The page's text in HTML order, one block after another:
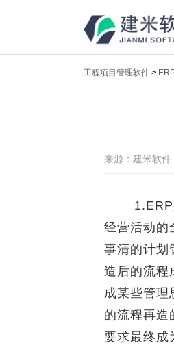
传递实时热点
工程项目管理软件 >
来源：建米软件
1.ERP是
经营活动的
事清的计划
造后的流程
成某些管理
的流程再造
要求最终成